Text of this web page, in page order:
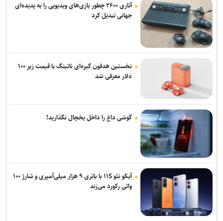
آتاری ۲۶۰۰ چطور بازی‌های ویدیویی را به پدیده‌ای
جهانی تبدیل کرد
نخستین هدفون گیره‌ای ناتینگ با قیمت زیر ۱۰۰
دلار معرفی شد
گوشی داغ را داخل یخچال نگذارید!
آیکو نئو ۱۱S با باتری ۹ هزار میلی‌آمپری و شارژ ۱۰۰
واتی رکورد می‌زند